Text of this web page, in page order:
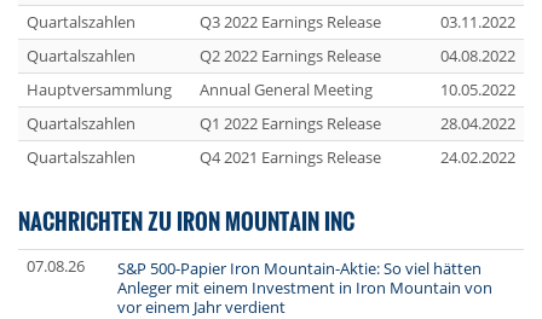
Quartalszahlen
Q3 2022 Earnings Release
03.11.2022
Quartalszahlen
Q2 2022 Earnings Release
04.08.2022
Hauptversammlung
Annual General Meeting
10.05.2022
Quartalszahlen
Q1 2022 Earnings Release
28.04.2022
Quartalszahlen
Q4 2021 Earnings Release 24.02.2022
NACHRICHTEN ZU IRON MOUNTAIN INC
07.08.26
S&P 500-Papier Iron Mountain-Aktie: So viel hätten
Anleger mit einem Investment in Iron Mountain von
vor einem Jahr verdient